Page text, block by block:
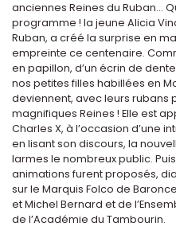
anciennes Reines du Ruban...
programme ! la jeune Alicia
Ruban, a créé la surprise en
empreinte ce centenaire.
en papillon, d’un écrin de
nos petites filles habillées en
deviennent, avec leurs rubans
magnifiques Reines ! Elle est
Charles X, à l’occasion d’une
en lisant son discours, la
larmes le nombreux public.
animations furent proposés,
sur le Marquis Folco de
et Michel Bernard et de
de l’Académie du Tambourin.